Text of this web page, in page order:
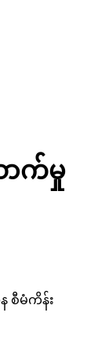
ာက်မှု
စီမံကိန်း